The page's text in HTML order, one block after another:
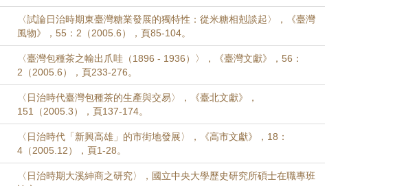
〈試論日治時期東臺灣糖業發展的獨特性：從米糖相剋談起〉，《臺灣
風物》，55：2（2005.6），頁85-104。
〈臺灣包種茶之輸出爪哇（1896 - 1936）〉，《臺灣文獻》，56：
2（2005.6），頁233-276。
〈日治時代臺灣包種茶的生產與交易〉，《臺北文獻》，
151（2005.3），頁137-174。
〈日治時代「新興高雄」的市街地發展〉，《高市文獻》，18：
4（2005.12），頁1-28。
〈日治時期大溪紳商之研究〉，國立中央大學歷史研究所碩士在職專班